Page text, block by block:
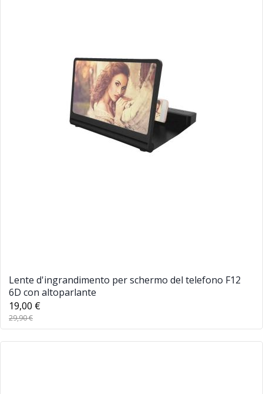
Lente d'ingrandimento per schermo del telefono F12
6D con altoparlante
19,00 €
29,90 €